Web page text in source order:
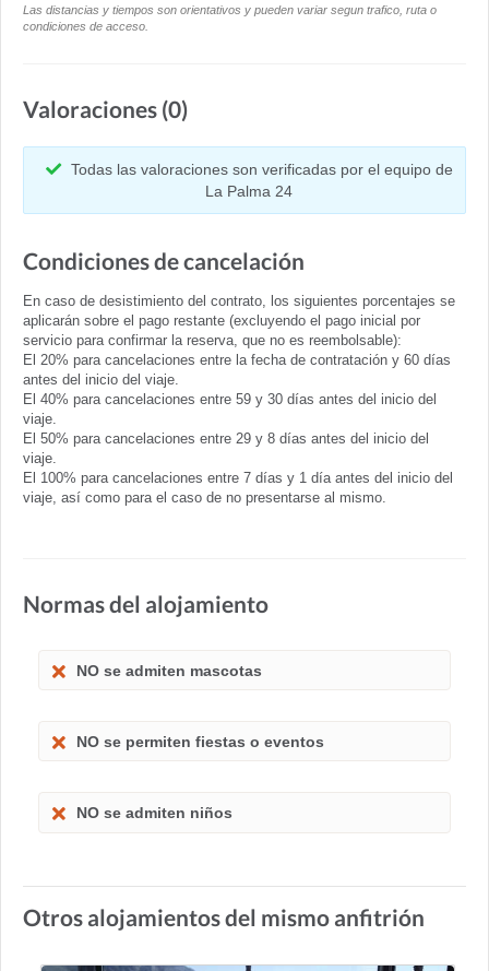
Las distancias y tiempos son orientativos y pueden variar segun trafico, ruta o
condiciones de acceso.
Valoraciones (0)
Todas las valoraciones son verificadas por el equipo de
La Palma 24
Condiciones de cancelación
En caso de desistimiento del contrato, los siguientes porcentajes se
aplicarán sobre el pago restante (excluyendo el pago inicial por
servicio para confirmar la reserva, que no es reembolsable):
El 20% para cancelaciones entre la fecha de contratación y 60 días
antes del inicio del viaje.
El 40% para cancelaciones entre 59 y 30 días antes del inicio del
viaje.
El 50% para cancelaciones entre 29 y 8 días antes del inicio del
viaje.
El 100% para cancelaciones entre 7 días y 1 día antes del inicio del
viaje, así como para el caso de no presentarse al mismo.
Normas del alojamiento
NO se admiten mascotas
NO se permiten fiestas o eventos
NO se admiten niños
Otros alojamientos del mismo anfitrión